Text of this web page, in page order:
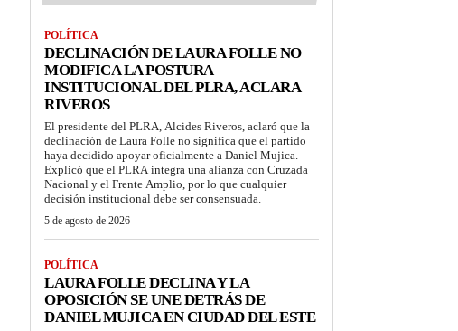
POLÍTICA
DECLINACIÓN DE LAURA FOLLE NO
MODIFICA LA POSTURA
INSTITUCIONAL DEL PLRA, ACLARA
RIVEROS
El presidente del PLRA, Alcides Riveros, aclaró que la
declinación de Laura Folle no significa que el partido
haya decidido apoyar oficialmente a Daniel Mujica.
Explicó que el PLRA integra una alianza con Cruzada
Nacional y el Frente Amplio, por lo que cualquier
decisión institucional debe ser consensuada.
5 de agosto de 2026
POLÍTICA
LAURA FOLLE DECLINA Y LA
OPOSICIÓN SE UNE DETRÁS DE
DANIEL MUJICA EN CIUDAD DEL ESTE